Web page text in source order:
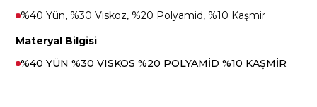
%40 Yün, %30 Viskoz, %20 Polyamid, %10 Kaşmir
Materyal Bilgisi
%40 YÜN %30 VISKOS %20 POLYAMİD %10 KAŞMİR